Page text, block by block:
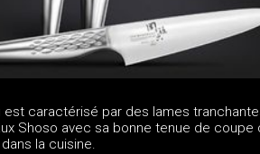
caractérisé par des lames
Shoso avec sa bonne tenue de coupe
la cuisine.